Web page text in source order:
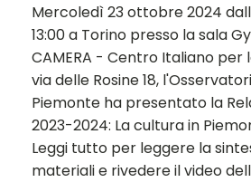
Mercoledì 23 ottobre 2024
13:00 a Torino presso la sala
CAMERA - Centro Italiano per
via delle Rosine 18,
Piemonte ha presentato la
2023-2024: La cultura in
Leggi tutto per leggere la
materiali e rivedere il video